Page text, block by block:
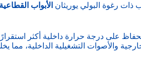
ذات رغوة البولي يوريثان الأبواب القطاعية
على درجة حرارة داخلية أكثر
والأصوات التشغيلية